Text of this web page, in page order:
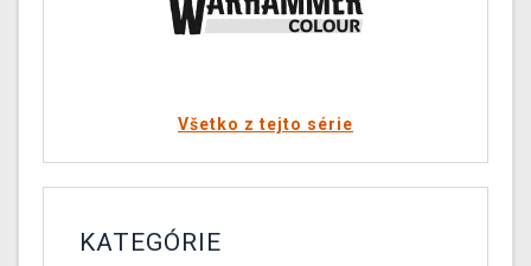
Všetko z tejto série
KATEGÓRIE